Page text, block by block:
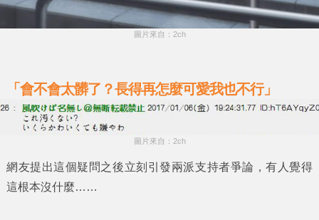
圖片來自：2ch
「會不會太髒了？長得再怎麼可愛我也不行」
圖片來自：2ch
網友提出這個疑問之後立刻引發兩派支持者爭論，有人覺得
這根本沒什麼……